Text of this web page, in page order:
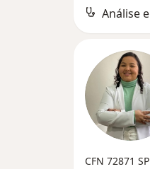
CFN 72871 SP